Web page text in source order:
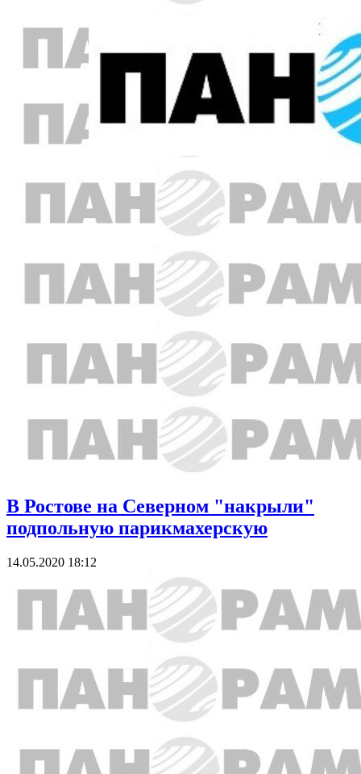
В Ростове на Северном "накрыли"
подпольную парикмахерскую
14.05.2020 18:12